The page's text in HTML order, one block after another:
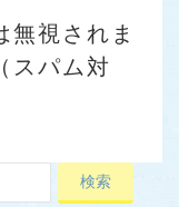
無視されま
スパム対